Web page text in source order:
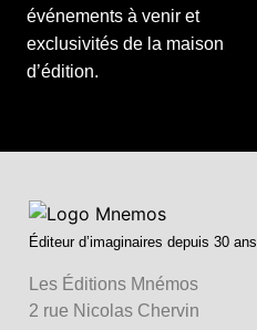
événements à venir et
exclusivités de la maison
d’édition.
Éditeur d’imaginaires depuis 30 ans
Les Éditions Mnémos
2 rue Nicolas Chervin